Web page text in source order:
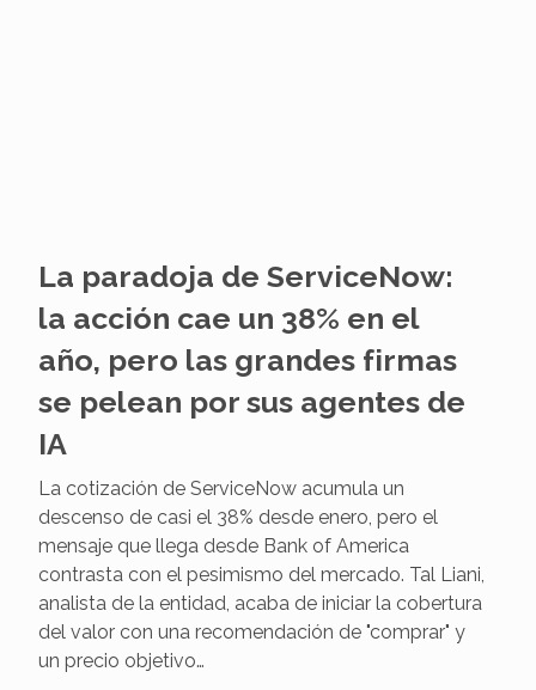
La paradoja de ServiceNow:
la acción cae un 38% en el
año, pero las grandes firmas
se pelean por sus agentes de
IA
La cotización de ServiceNow acumula un
descenso de casi el 38% desde enero, pero el
mensaje que llega desde Bank of America
contrasta con el pesimismo del mercado. Tal Liani,